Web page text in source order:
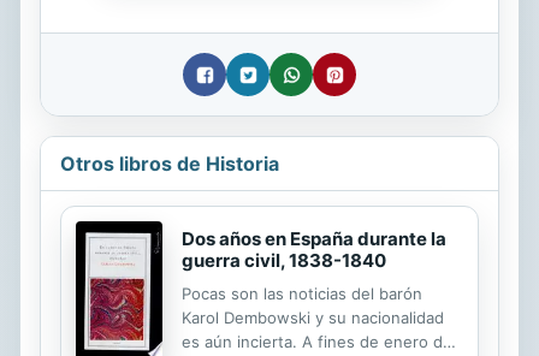
Otros libros de Historia
Dos años en España durante la
guerra civil, 1838-1840
Pocas son las noticias del barón
Karol Dembowski y su nacionalidad
es aún incierta. A fines de enero de